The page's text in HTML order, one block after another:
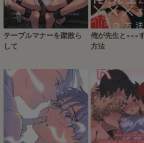
テーブルマナーを蹴散ら
して
俺が先生と×××
方法